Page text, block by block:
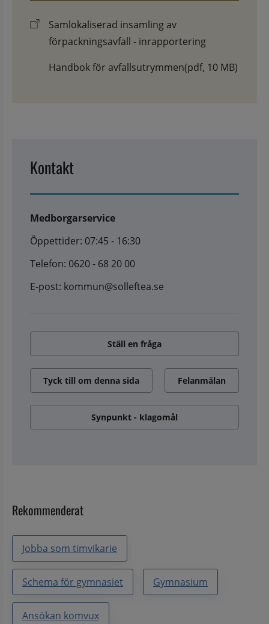
Samlokaliserad insamling av
förpackningsavfall - inrapportering
Handbok för avfallsutrymmen(pdf, 10 MB)
Kontakt
Medborgarservice
Öppettider: 07:45 - 16:30
Telefon: 0620 - 68 20 00
E-post: kommun@solleftea.se
Ställ en fråga
Tyck till om denna sida Felanmälan
Synpunkt - klagomål
Rekommenderat
Jobba som timvikarie
Schema för gymnasiet Gymnasium
Ansökan komvux